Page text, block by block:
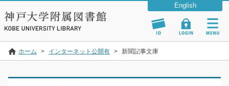
ホーム > インターネット公開有 > 新聞記事文庫